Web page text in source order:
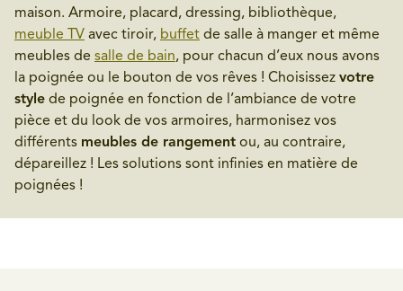
maison. Armoire, placard, dressing, bibliothèque,
meuble TV avec tiroir, buffet de salle à manger et même
meubles de salle de bain, pour chacun d’eux nous avons
la poignée ou le bouton de vos rêves ! Choisissez votre
style de poignée en fonction de l’ambiance de votre
pièce et du look de vos armoires, harmonisez vos
différents meubles de rangement ou, au contraire,
dépareillez ! Les solutions sont infinies en matière de
poignées !